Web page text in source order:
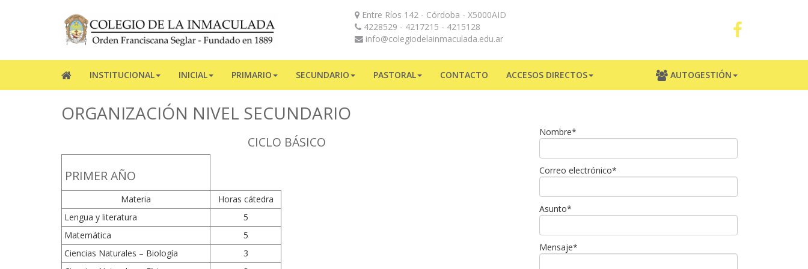
Entre Ríos 142 - Córdoba - X5000AID
4228529 - 4217215 - 4215128
info@colegiodelainmaculada.edu.ar
INSTITUCIONAL INICIAL PRIMARIO SECUNDARIO PASTORAL CONTACTO ACCESOS DIRECTOS AUTOGESTIÓN
ORGANIZACIÓN NIVEL SECUNDARIO
CICLO BÁSICO
PRIMER AÑO
Materia
Horas cátedra
Lengua y literatura
5
Matemática
5
Ciencias Naturales – Biología
3
Nombre*
Correo electrónico*
Asunto*
Mensaje*